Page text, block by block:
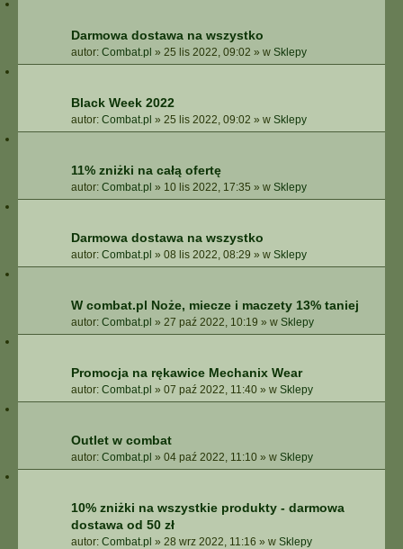
Darmowa dostawa na wszystko
autor: Combat.pl » 25 lis 2022, 09:02 » w Sklepy
Black Week 2022
autor: Combat.pl » 25 lis 2022, 09:02 » w Sklepy
11% zniżki na całą ofertę
autor: Combat.pl » 10 lis 2022, 17:35 » w Sklepy
Darmowa dostawa na wszystko
autor: Combat.pl » 08 lis 2022, 08:29 » w Sklepy
W combat.pl Noże, miecze i maczety 13% taniej
autor: Combat.pl » 27 paź 2022, 10:19 » w Sklepy
Promocja na rękawice Mechanix Wear
autor: Combat.pl » 07 paź 2022, 11:40 » w Sklepy
Outlet w combat
autor: Combat.pl » 04 paź 2022, 11:10 » w Sklepy
10% zniżki na wszystkie produkty - darmowa
dostawa od 50 zł
autor: Combat.pl » 28 wrz 2022, 11:16 » w Sklepy